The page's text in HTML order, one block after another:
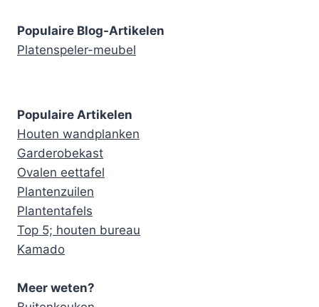
Populaire Blog-Artikelen
Platenspeler-meubel
Populaire Artikelen
Houten wandplanken
Garderobekast
Ovalen eettafel
Plantenzuilen
Plantentafels
Top 5; houten bureau
Kamado
Meer weten?